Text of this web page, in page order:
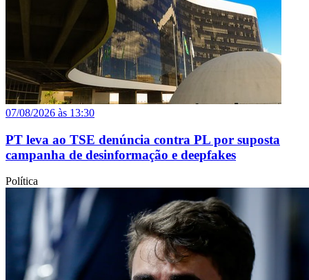
07/08/2026 às 13:30
PT leva ao TSE denúncia contra PL por suposta
campanha de desinformação e deepfakes
Política